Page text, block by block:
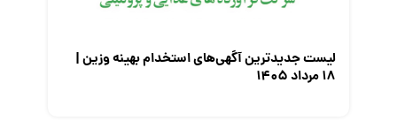
لیست جدیدترین آگهی‌های استخدام بهینه وزین |
۱۸ مرداد ۱۴۰۵